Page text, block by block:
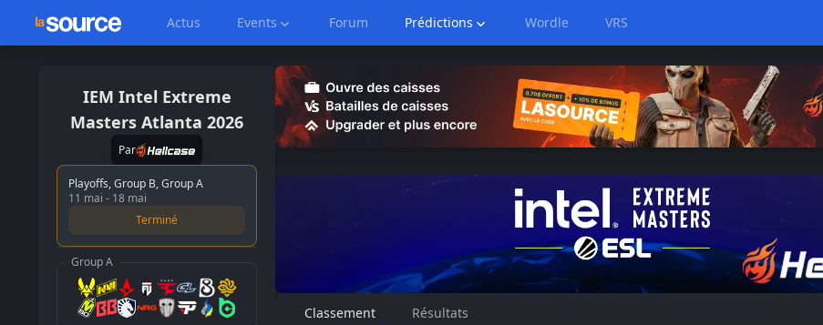
Actus Events Forum Prédictions Wordle VRS
IEM Intel Extreme
Masters Atlanta 2026
Par
Playoffs, Group B, Group A
11 mai - 18 mai
Terminé
Group A
Classement
Résultats